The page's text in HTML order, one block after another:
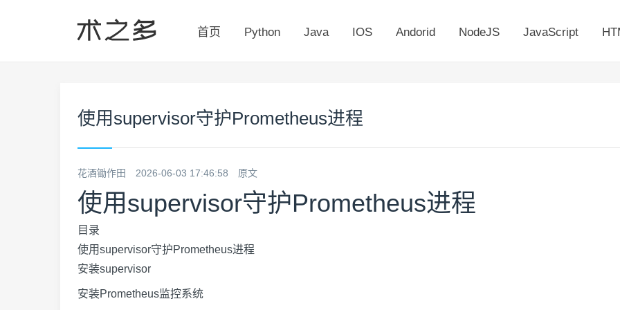
首页 Python Java IOS Andorid NodeJS JavaScript
使用supervisor守护Prometheus进程
花酒锄作田 2026-06-03 17:46:58 原文
使用supervisor守护Prometheus进程
目录
使用supervisor守护Prometheus进程
安装supervisor
安装Prometheus监控系统